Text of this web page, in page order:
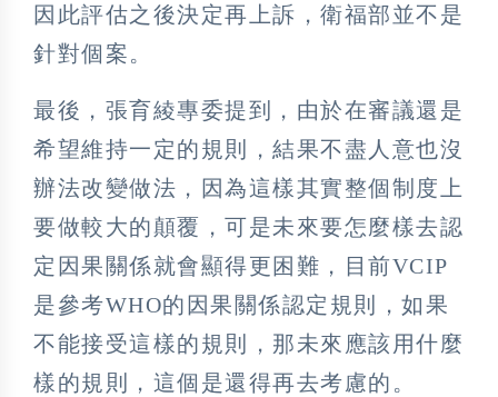
因此評估之後決定再上訴，衛福部並不是
針對個案。
最後，張育綾專委提到，由於在審議還是
希望維持一定的規則，結果不盡人意也沒
辦法改變做法，因為這樣其實整個制度上
要做較大的顛覆，可是未來要怎麼樣去認
定因果關係就會顯得更困難，目前VCIP
是參考WHO的因果關係認定規則，如果
不能接受這樣的規則，那未來應該用什麼
樣的規則，這個是還得再去考慮的。